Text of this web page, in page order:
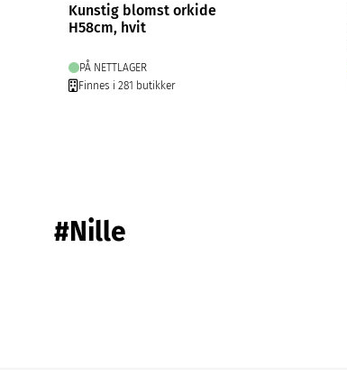
Kunstig blomst orkide
H58cm, hvit
PÅ NETTLAGER
Finnes i 281 butikker
#Nille